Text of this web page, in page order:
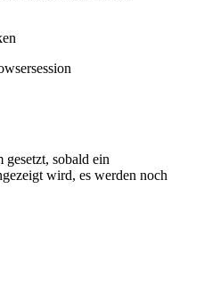
sobald ein
wird, es werden noch